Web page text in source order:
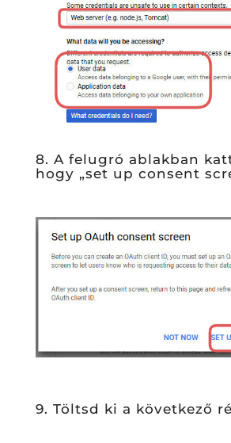
8. A felugró ablakban
hogy „set up consent
9. Töltsd ki a következő